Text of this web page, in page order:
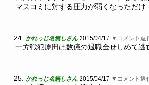
マスコミに対する圧力が弱くなっただけ
24. かれっじ名無しさん 2015/04/17 ▼コメント返
一方戦犯原田は数億の退職金せしめて逃
25. かれっじ名無しさん 2015/04/17 ▼コメント返